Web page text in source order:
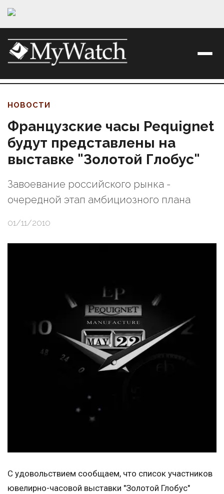
НОВОСТИ
Французские часы Pequignet
будут представлены на
выставке "Золотой Глобус"
Завоевание российского рынка -
очередной этап амбициозного плана
01/11/2010
С удовольствием сообщаем, что список участников
ювелирно-часовой выставки "Золотой Глобус"